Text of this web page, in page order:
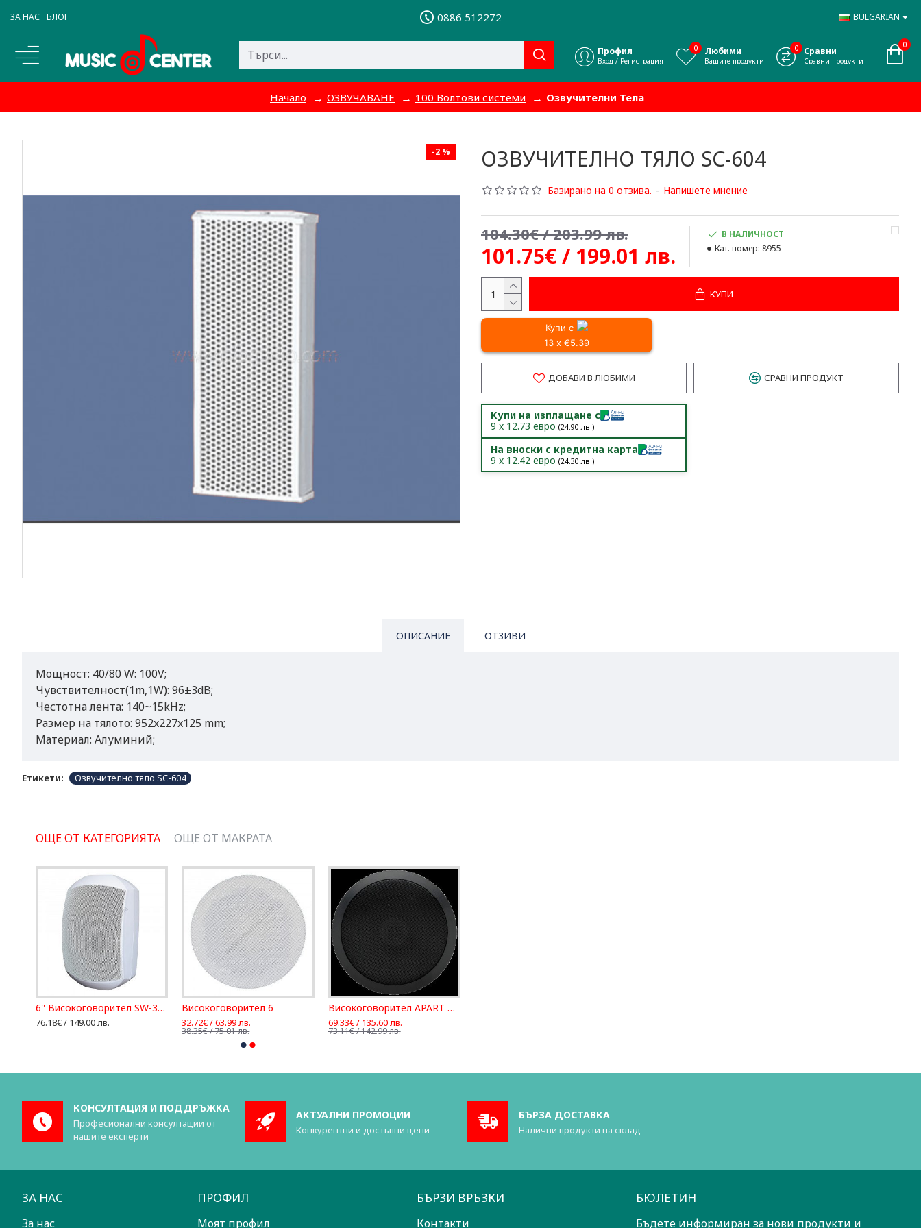
ЗА НАС БЛОГ 0886 512272 BULGARIAN
Профил
Вход / Регистрация
Любими
Вашите продукти
0 Сравни
Сравни продукти
0 0
Начало ОЗВУЧАВАНЕ 100 Волтови системи Озвучителни Тела
-2 % ОЗВУЧИТЕЛНО ТЯЛО SC-604
Базирано на 0 отзива. - Напишете мнение
101.75€ / 199.01 лв.
104.30€ / 203.99 лв.
В НАЛИЧНОСТ
Кат. номер: 8955
КУПИ
Купи с
13 x €5.39
ДОБАВИ В ЛЮБИМИ СРАВНИ ПРОДУКТ
Купи на изплащане с
9 x 12.73 евро (24.90 лв.)
На вноски с кредитна карта
9 x 12.42 евро (24.30 лв.)
ОПИСАНИЕ ОТЗИВИ
Мощност: 40/80 W: 100V;
Чувствителност(1m,1W): 96±3dB;
Честотна лента: 140~15kHz;
Размер на тялото: 952x227x125 mm;
Материал: Алуминий;
Етикети: Озвучително тяло SC-604
ОЩЕ ОТ КАТЕГОРИЯТА ОЩЕ ОТ МАКРАТА
6'' Високоговорител SW-306W за външен монтаж, ДВУЛЕНТОВ
76.18€ / 149.00 лв.
Високоговорител 6
32.72€ / 63.99 лв.
38.35€ / 75.01 лв.
Високоговорител APART CM20T-BL
69.33€ / 135.60 лв.
73.11€ / 142.99 лв.
КОНСУЛТАЦИЯ И ПОДДРЪЖКА
Професионални консултации от
нашите експерти
АКТУАЛНИ ПРОМОЦИИ
Конкурентни и достъпни цени
БЪРЗА ДОСТАВКА
Налични продукти на склад
ЗА НАС
За нас
ПРОФИЛ
Моят профил
БЪРЗИ ВРЪЗКИ
Контакти
БЮЛЕТИН
Бъдете информиран за нови продукти и